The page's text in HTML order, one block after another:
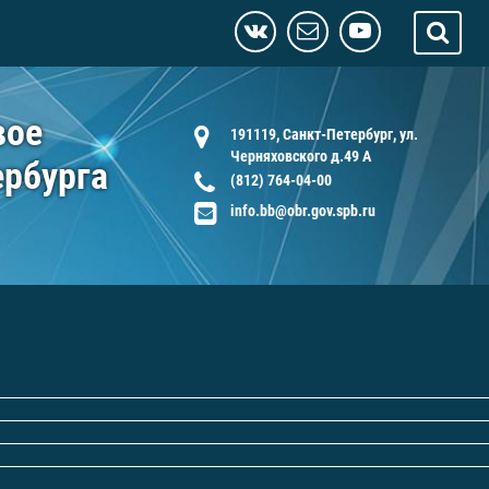
191119, Санкт-Петербург, ул.
Черняховского д.49 А
(812) 764-04-00
info.bb@obr.gov.spb.ru